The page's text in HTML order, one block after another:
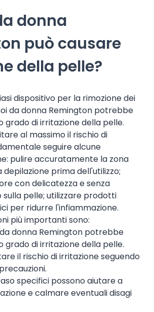
donna
può causare
della pelle?
dispositivo per la rimozione dei
da donna Remington potrebbe
grado di irritazione della pelle.
al massimo il rischio di
seguire alcune
pulire accuratamente la zona
prima dell'utilizzo;
con delicatezza e senza
pelle; utilizzare prodotti
per ridurre l'infiammazione.
più importanti sono:
da donna Remington potrebbe
grado di irritazione della pelle.
il rischio di irritazione seguendo
specifici possono aiutare a
e calmare eventuali disagi